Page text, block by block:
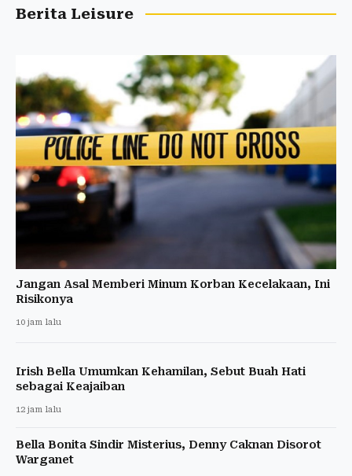
Berita Leisure
Jangan Asal Memberi Minum Korban Kecelakaan, Ini
Risikonya
10 jam lalu
Irish Bella Umumkan Kehamilan, Sebut Buah Hati
sebagai Keajaiban
12 jam lalu
Bella Bonita Sindir Misterius, Denny Caknan Disorot
Warganet